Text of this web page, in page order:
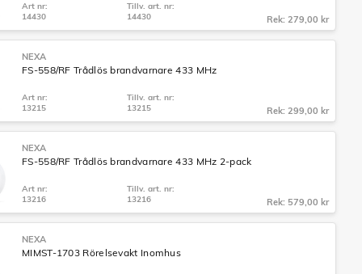
Art nr:
14430
Tillv. art. nr:
14430
Rek: 279,00 kr
NEXA
FS-558/RF Trådlös brandvarnare 433 MHz
Art nr:
13215
Tillv. art. nr:
13215
Rek: 299,00 kr
NEXA
FS-558/RF Trådlös brandvarnare 433 MHz 2-pack
Art nr:
13216
Tillv. art. nr:
13216
Rek: 579,00 kr
NEXA
MIMST-1703 Rörelsevakt Inomhus